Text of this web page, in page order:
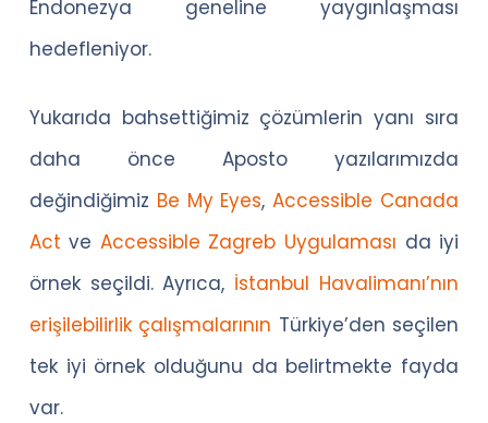
Endonezya geneline yaygınlaşması
hedefleniyor.
Yukarıda bahsettiğimiz çözümlerin yanı sıra
daha önce Aposto yazılarımızda
değindiğimiz Be My Eyes,Accessible Canada
Act ve Accessible Zagreb Uygulaması da iyi
örnek seçildi. Ayrıca, İstanbul Havalimanı’nın
erişilebilirlik çalışmalarının Türkiye’den seçilen
tek iyi örnek olduğunu da belirtmekte fayda
var.